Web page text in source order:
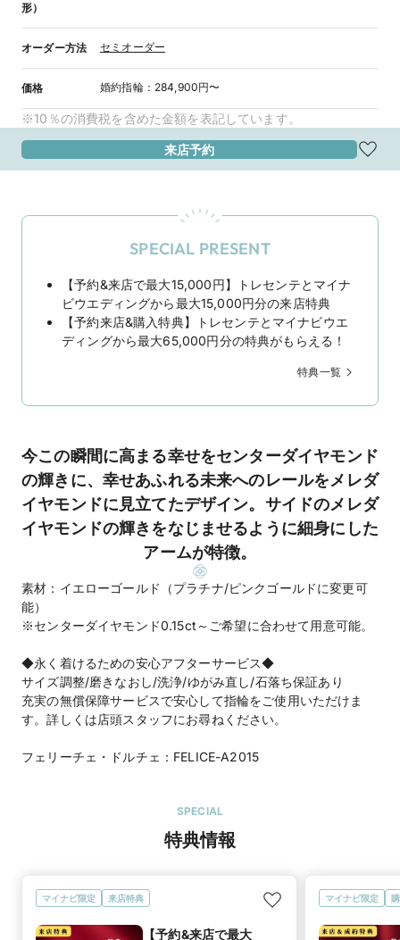
形）
オーダー方法 セミオーダー
価格 婚約指輪： 284,900円〜
※10％の消費税を含めた金額を表記しています。
来店予約
SPECIAL PRESENT
【予約&来店で最大15,000円】トレセンテとマイナ
ビウエディングから最大15,000円分の来店特典
【予約来店&購入特典】トレセンテとマイナビウエ
ディングから最大65,000円分の特典がもらえる！
特典一覧
今この瞬間に高まる幸せをセンターダイヤモンド
の輝きに、幸せあふれる未来へのレールをメレダ
イヤモンドに見立てたデザイン。サイドのメレダ
イヤモンドの輝きをなじませるように細身にした
アームが特徴。
素材：イエローゴールド（プラチナ/ピンクゴールドに変更可
能）
※センターダイヤモンド0.15ct～ご希望に合わせて用意可能。
◆永く着けるための安心アフターサービス◆
サイズ調整/磨きなおし/洗浄/ゆがみ直し/石落ち保証あり
充実の無償保障サービスで安心して指輪をご使用いただけま
す。詳しくは店頭スタッフにお尋ねください。
フェリーチェ・ドルチェ：FELICE-A2015
SPECIAL
特典情報
マイナビ限定 来店特典
【予約&来店で最大
マイナビ限定